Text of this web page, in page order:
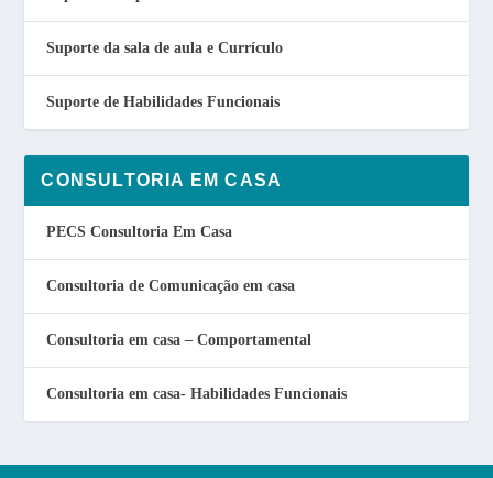
Suporte da sala de aula e Currículo
Suporte de Habilidades Funcionais
CONSULTORIA EM CASA
PECS Consultoria Em Casa
Consultoria de Comunicação em casa
Consultoria em casa – Comportamental
Consultoria em casa- Habilidades Funcionais